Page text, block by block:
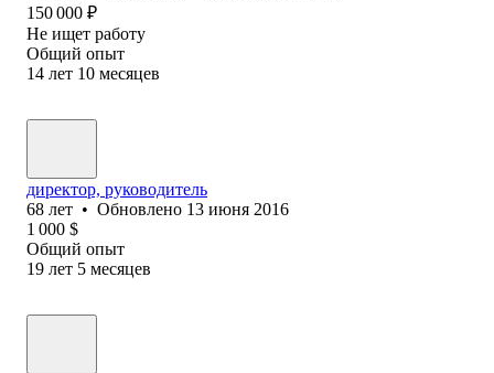
150 000 ₽
Не ищет работу
Общий опыт
14 лет 10 месяцев
директор, руководитель
68 лет • Обновлено 13 июня 2016
1 000 $
Общий опыт
19 лет 5 месяцев